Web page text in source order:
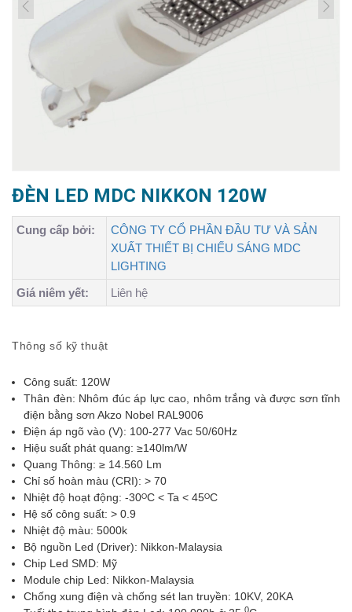
ĐÈN LED MDC NIKKON 120W
Cung cấp bởi:
CÔNG TY CỔ PHẦN ĐẦU TƯ VÀ SẢN
XUẤT THIẾT BỊ CHIẾU SÁNG MDC
LIGHTING
Giá niêm yết:
Liên hệ
Thông số kỹ thuật
Công suất: 120W
Thân đèn: Nhôm đúc áp lực cao, nhôm trắng và được sơn tĩnh
điện bằng sơn Akzo Nobel RAL9006
Điện áp ngõ vào (V): 100-277 Vac 50/60Hz
Hiệu suất phát quang: ≥140lm/W
Quang Thông: ≥ 14.560 Lm
Chỉ số hoàn màu (CRI): > 70
Nhiệt độ hoạt động: -30ᴼC < Ta < 45ᴼC
Hệ số công suất: > 0.9
Nhiệt độ màu: 5000k
Bộ nguồn Led (Driver): Nikkon-Malaysia
Chip Led SMD: Mỹ
Module chip Led: Nikkon-Malaysia
Chống xung điện và chống sét lan truyền: 10KV, 20KA
0